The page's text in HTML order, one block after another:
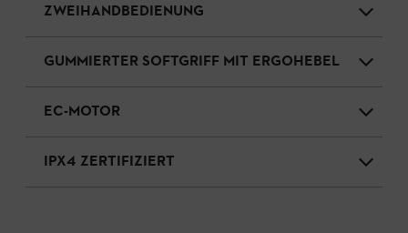
ZWEIHANDBEDIENUNG
GUMMIERTER SOFTGRIFF MIT ERGOHEBEL
EC-MOTOR
IPX4 ZERTIFIZIERT